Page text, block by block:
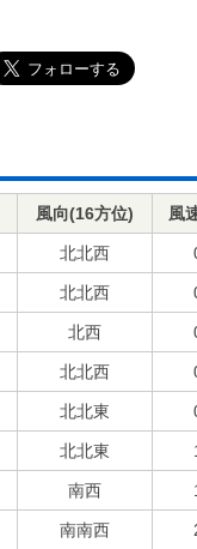
風向(16方位) 風
北北西
北北西
北西
北北西
北北東
北北東
南西
南南西